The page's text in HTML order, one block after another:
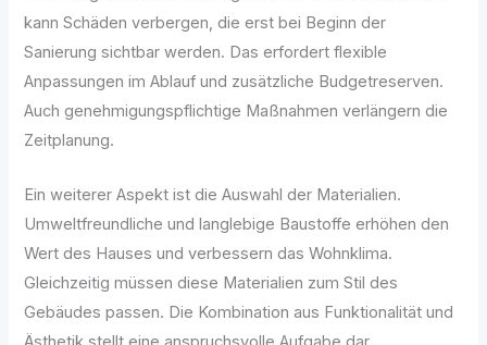
kann Schäden verbergen, die erst bei Beginn der
Sanierung sichtbar werden. Das erfordert flexible
Anpassungen im Ablauf und zusätzliche Budgetreserven.
Auch genehmigungspflichtige Maßnahmen verlängern die
Zeitplanung.
Ein weiterer Aspekt ist die Auswahl der Materialien.
Umweltfreundliche und langlebige Baustoffe erhöhen den
Wert des Hauses und verbessern das Wohnklima.
Gleichzeitig müssen diese Materialien zum Stil des
Gebäudes passen. Die Kombination aus Funktionalität und